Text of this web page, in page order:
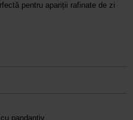
pentru apariții rafinate de zi
pandantiv